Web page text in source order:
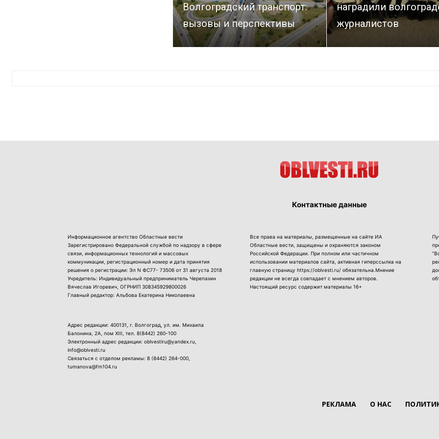
Волгоградский транспорт:
вызовы и перспективы
наградили
журналистов
Контактные данные
Информационное агентство Областные вести
Зарегистрировано Федеральной службой по надзору в сфере
связи, информационных технологий и массовых
коммуникации, регистрационный номер и дата принятия
решения о регистрации: Эл N ФС77- 73506 от 31 августа 2018
Учредитель: Индивидуальный предприниматель Черепахин
Вячеслав Игоревич, ОГРНИП 308345929800026
Главный редактор: Альбова Екатерина Николаевна
Адрес редакции: 400131, г. Волгоград, ул. им. Михаила
Балонина, 2А, пом XIII, тел. 8(8442) 260-100
Электронный адрес редакции: oblvestiru@yandex.ru,
info@oblvesti.ru
Связаться с отделом рекламы: 8 (8442) 264-000
tumanova@fm104.ru
Все права на материалы, размещенные на сайте ИА
Областные вести, защищены и охраняются законом
Российской Федерации. При полном или частичном
использовании материалов сайта, активная гиперссылка на
главную страницу https://oblvesti.ru/ обязательна.Мнение
редакции не всегда совпадает с мнением авторов.
Настоящий ресурс содержит материалы 16+
РЕКЛАМА О НАС